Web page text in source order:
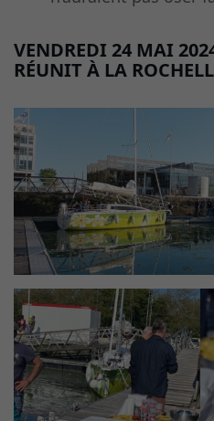
VENDREDI 24 MAI
RÉUNIT À LA